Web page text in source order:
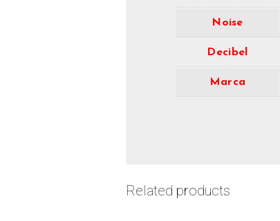
Noise
Decibel
Marca
Related products